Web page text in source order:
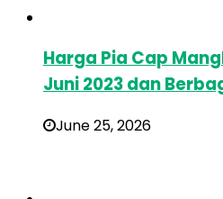
Harga Pia Cap
Juni 2023 dan
June 25, 2026